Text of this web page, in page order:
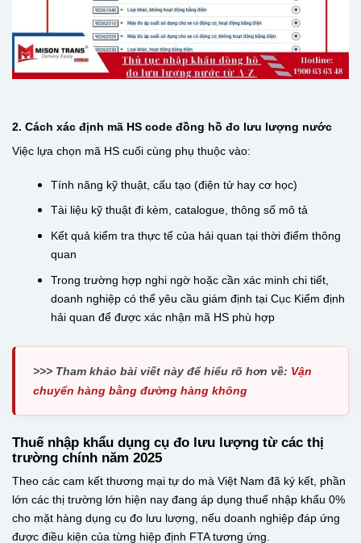
2. Cách xác định mã HS code đồng hồ đo lưu lượng nước
Việc lựa chọn mã HS cuối cùng phụ thuộc vào:
Tính năng kỹ thuật, cấu tạo (điện tử hay cơ học)
Tài liệu kỹ thuật đi kèm, catalogue, thông số mô tả
Kết quả kiểm tra thực tế của hải quan tại thời điểm thông
quan
Trong trường hợp nghi ngờ hoặc cần xác minh chi tiết,
doanh nghiệp có thể yêu cầu giám định tại Cục Kiểm định
hải quan để được xác nhận mã HS phù hợp
>>> Tham khảo bài viết này để hiểu rõ hơn về: Vận
chuyển hàng bằng đường hàng không
Thuế nhập khẩu dụng cụ đo lưu lượng từ các thị
trường chính năm 2025
Theo các cam kết thương mại tự do mà Việt Nam đã ký kết, phần
lớn các thị trường lớn hiện nay đang áp dụng thuế nhập khẩu 0%
cho mặt hàng dụng cụ đo lưu lượng, nếu doanh nghiệp đáp ứng
được điều kiện của từng hiệp định FTA tương ứng.